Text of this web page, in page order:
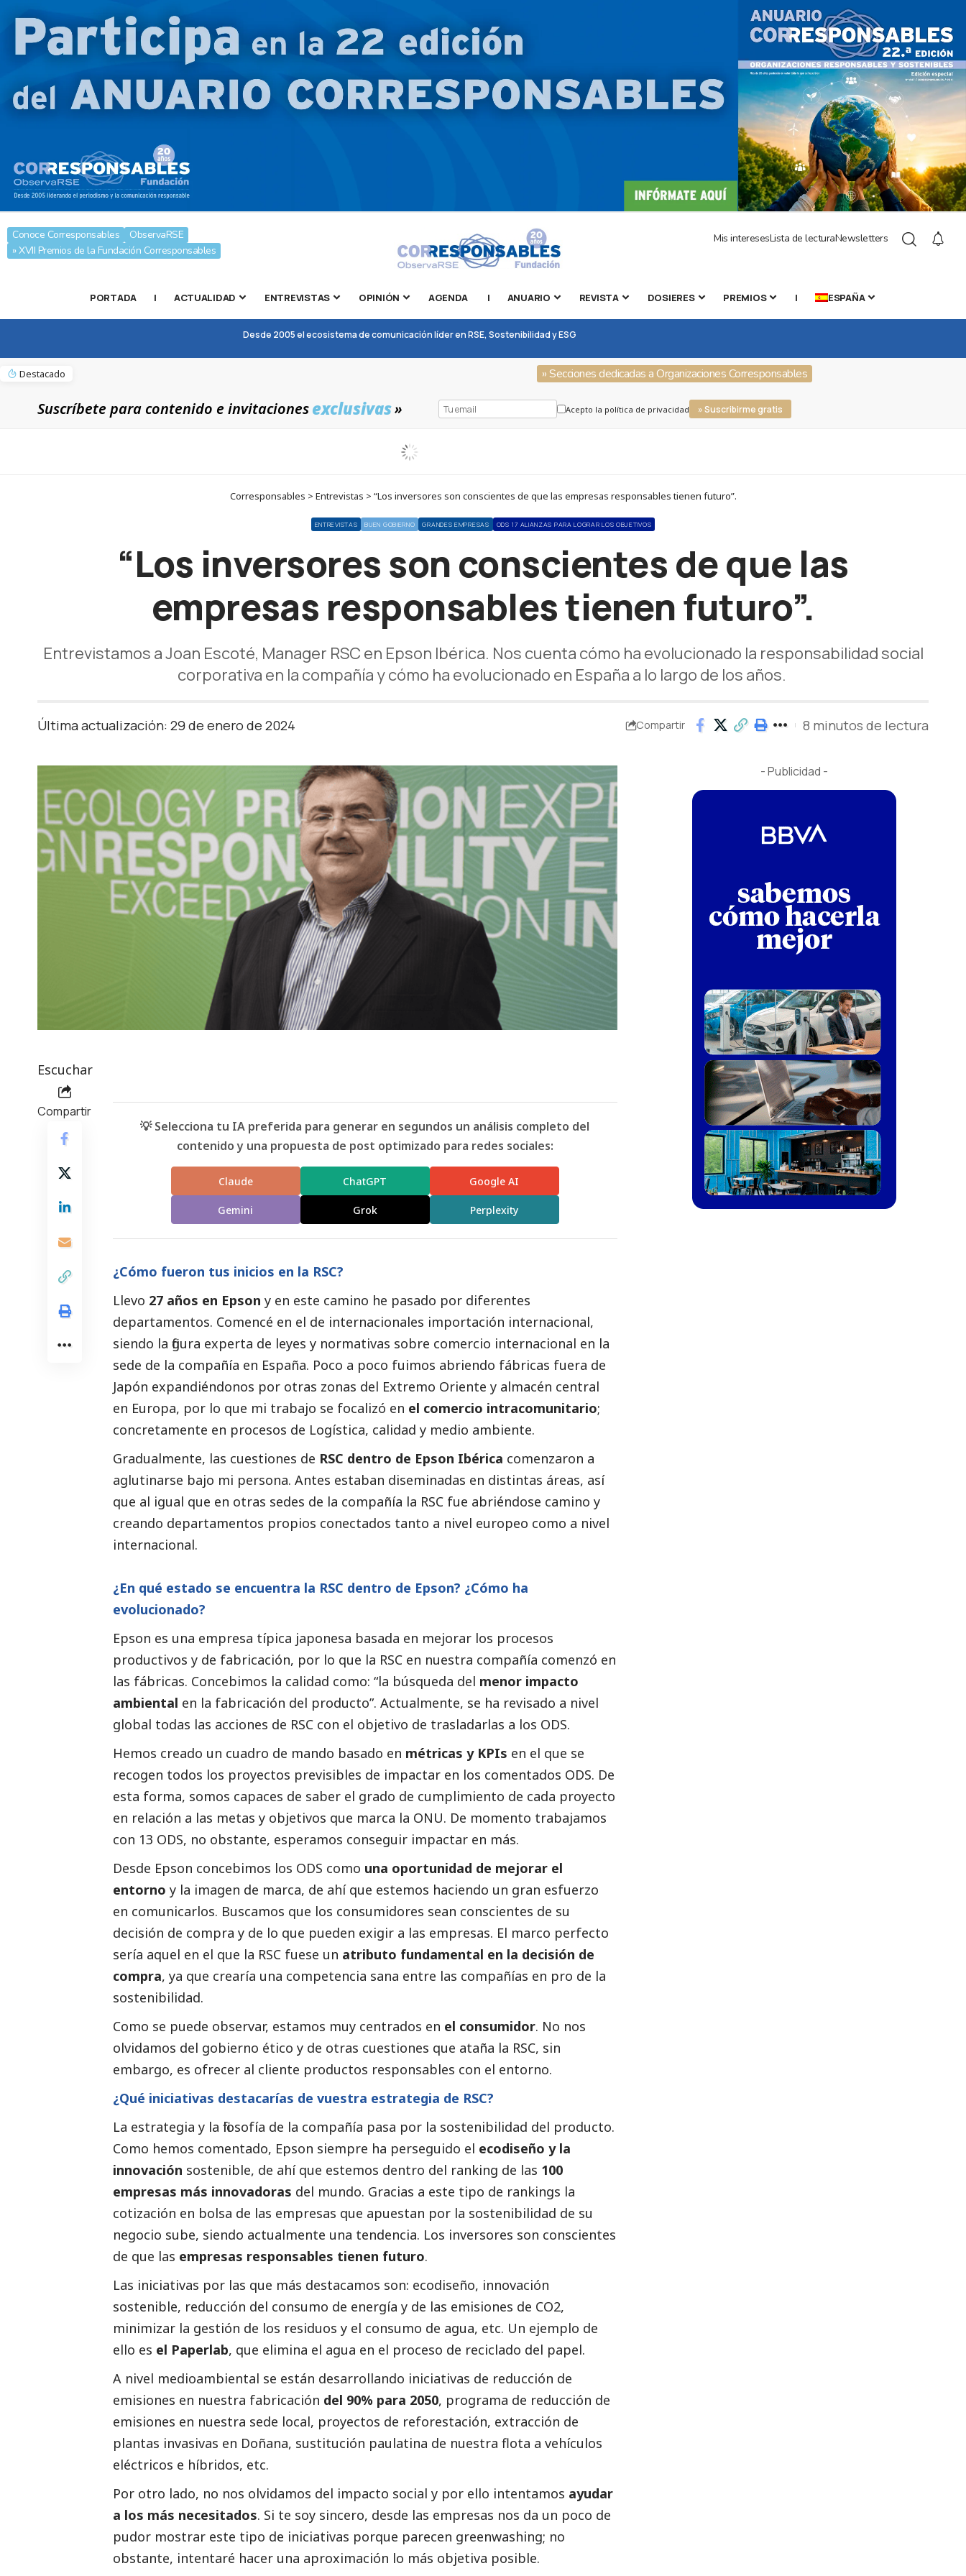
Conoce Corresponsables
ObservaRSE
» XVII Premios de la Fundación Corresponsables
Mis interesesLista de lecturaNewsletters
PORTADA | ACTUALIDAD ENTREVISTAS OPINIÓN AGENDA | ANUARIO REVISTA DOSIERES PREMIOS | ESPAÑA
Desde 2005 el ecosistema de comunicación líder en RSE, Sostenibilidad y ESG
Destacado » Secciones dedicadas a Organizaciones Corresponsables
Suscríbete para contenido e invitacionesexclusivas» Acepto la política de privacidad » Suscribirme gratis
Corresponsables > Entrevistas > “Los inversores son conscientes de que las empresas responsables tienen futuro”.
ENTREVISTAS BUEN GOBIERNO GRANDES EMPRESAS ODS 17 ALIANZAS PARA LOGRAR LOS OBJETIVOS
“Los inversores son conscientes de que las
empresas responsables tienen futuro”.
Entrevistamos a Joan Escoté, Manager RSC en Epson Ibérica. Nos cuenta cómo ha evolucionado la responsabilidad social
corporativa en la compañía y cómo ha evolucionado en España a lo largo de los años.
Última actualización: 29 de enero de 2024 Compartir 8 minutos de lectura
Escuchar
Compartir
💡 Selecciona tu IA preferida para generar en segundos un análisis completo del
contenido y una propuesta de post optimizado para redes sociales:
Claude ChatGPT Google AI
Gemini Grok Perplexity
¿Cómo fueron tus inicios en la RSC?
Llevo 27 años en Epson y en este camino he pasado por diferentes
departamentos. Comencé en el de internacionales importación internacional,
siendo la figura experta de leyes y normativas sobre comercio internacional en la
sede de la compañía en España. Poco a poco fuimos abriendo fábricas fuera de
Japón expandiéndonos por otras zonas del Extremo Oriente y almacén central
en Europa, por lo que mi trabajo se focalizó en el comercio intracomunitario;
concretamente en procesos de Logística, calidad y medio ambiente.
Gradualmente, las cuestiones de RSC dentro de Epson Ibérica comenzaron a
aglutinarse bajo mi persona. Antes estaban diseminadas en distintas áreas, así
que al igual que en otras sedes de la compañía la RSC fue abriéndose camino y
creando departamentos propios conectados tanto a nivel europeo como a nivel
internacional.
¿En qué estado se encuentra la RSC dentro de Epson? ¿Cómo ha
evolucionado?
Epson es una empresa típica japonesa basada en mejorar los procesos
productivos y de fabricación, por lo que la RSC en nuestra compañía comenzó en
las fábricas. Concebimos la calidad como: “la búsqueda del menor impacto
ambiental en la fabricación del producto”. Actualmente, se ha revisado a nivel
global todas las acciones de RSC con el objetivo de trasladarlas a los ODS.
Hemos creado un cuadro de mando basado en métricas y KPIs en el que se
recogen todos los proyectos previsibles de impactar en los comentados ODS. De
esta forma, somos capaces de saber el grado de cumplimiento de cada proyecto
en relación a las metas y objetivos que marca la ONU. De momento trabajamos
con 13 ODS, no obstante, esperamos conseguir impactar en más.
Desde Epson concebimos los ODS como una oportunidad de mejorar el
entorno y la imagen de marca, de ahí que estemos haciendo un gran esfuerzo
en comunicarlos. Buscamos que los consumidores sean conscientes de su
decisión de compra y de lo que pueden exigir a las empresas. El marco perfecto
sería aquel en el que la RSC fuese un atributo fundamental en la decisión de
compra, ya que crearía una competencia sana entre las compañías en pro de la
sostenibilidad.
Como se puede observar, estamos muy centrados en el consumidor. No nos
olvidamos del gobierno ético y de otras cuestiones que ataña la RSC, sin
embargo, es ofrecer al cliente productos responsables con el entorno.
¿Qué iniciativas destacarías de vuestra estrategia de RSC?
La estrategia y la filosofía de la compañía pasa por la sostenibilidad del producto.
Como hemos comentado, Epson siempre ha perseguido el ecodiseño y la
innovación sostenible, de ahí que estemos dentro del ranking de las 100
empresas más innovadoras del mundo. Gracias a este tipo de rankings la
cotización en bolsa de las empresas que apuestan por la sostenibilidad de su
negocio sube, siendo actualmente una tendencia. Los inversores son conscientes
de que las empresas responsables tienen futuro.
Las iniciativas por las que más destacamos son: ecodiseño, innovación
sostenible, reducción del consumo de energía y de las emisiones de CO2,
minimizar la gestión de los residuos y el consumo de agua, etc. Un ejemplo de
ello es el Paperlab, que elimina el agua en el proceso de reciclado del papel.
A nivel medioambiental se están desarrollando iniciativas de reducción de
emisiones en nuestra fabricación del 90% para 2050, programa de reducción de
emisiones en nuestra sede local, proyectos de reforestación, extracción de
plantas invasivas en Doñana, sustitución paulatina de nuestra flota a vehículos
eléctricos e híbridos, etc.
Por otro lado, no nos olvidamos del impacto social y por ello intentamos ayudar
a los más necesitados. Si te soy sincero, desde las empresas nos da un poco de
pudor mostrar este tipo de iniciativas porque parecen greenwashing; no
obstante, intentaré hacer una aproximación lo más objetiva posible.
- Publicidad -